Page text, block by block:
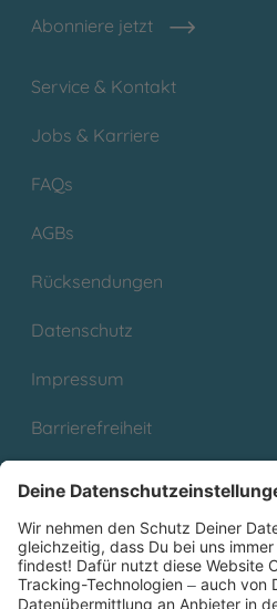
Abonniere jetzt
Service & Kontakt
Jobs & Karriere
FAQs
AGBs
Rücksendungen
Datenschutz
Impressum
Barrierefreiheit
Partnerprogramm (Affiliate)